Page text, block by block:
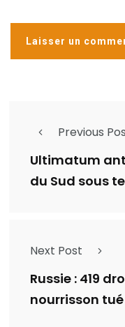
Previous
Ultimatum
du Sud sous
Next Post
Russie : 419
nourrisson tué